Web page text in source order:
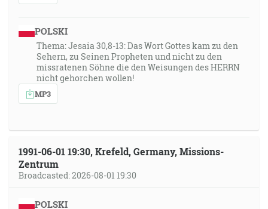
POLSKI
Thema: Jesaia 30,8-13: Das Wort Gottes kam zu den
Sehern, zu Seinen Propheten und nicht zu den
missratenen Söhne die den Weisungen des HERRN
nicht gehorchen wollen!
MP3
1991-06-01 19:30, Krefeld, Germany, Missions-
Zentrum
Broadcasted: 2026-08-01 19:30
POLSKI